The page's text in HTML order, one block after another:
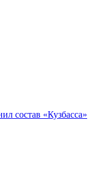
состав «Кузбасса»